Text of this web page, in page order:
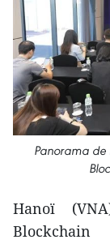
Panorama de
Hanoï